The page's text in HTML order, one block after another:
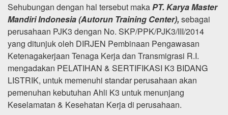
Sehubungan dengan hal tersebut makaPT. Karya Master
Mandiri Indonesia (Autorun Training Center), sebagai
perusahaan PJK3 dengan No. SKP/PPK/PJK3/III/2014
yang ditunjuk oleh DIRJEN Pembinaan Pengawasan
Ketenagakerjaan Tenaga Kerja dan Transmigrasi R.I.
mengadakan PELATIHAN & SERTIFIKASI K3 BIDANG
LISTRIK, untuk memenuhi standar perusahaan akan
pemenuhan kebutuhan Ahli K3 untuk menunjang
Keselamatan & Kesehatan Kerja di perusahaan.